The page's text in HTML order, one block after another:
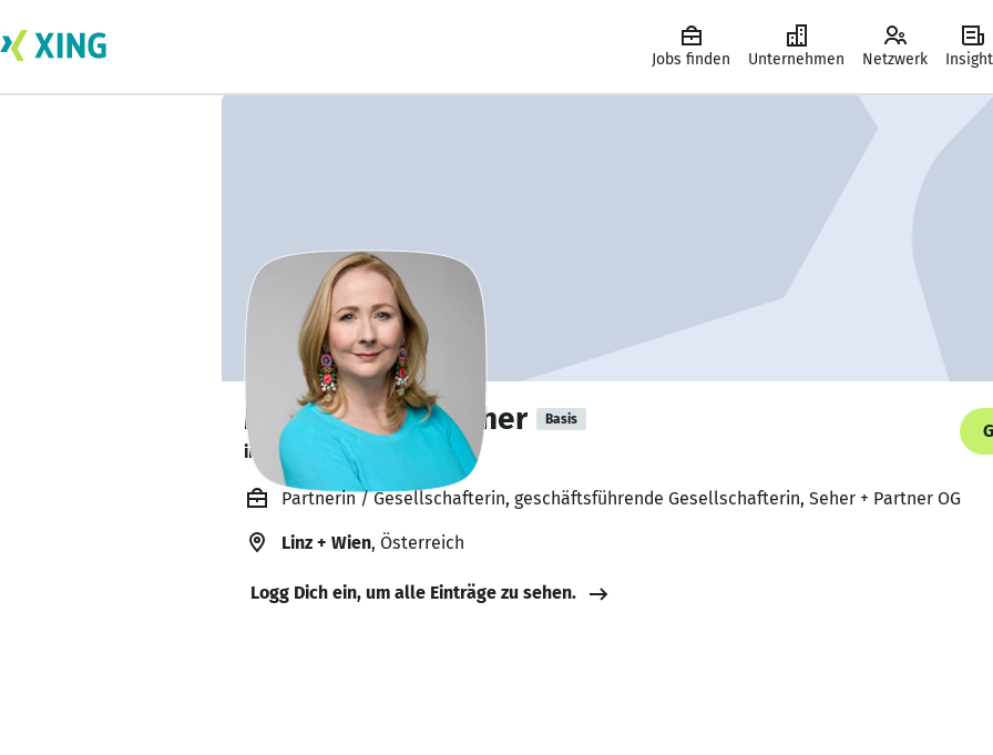
Jobs finden Unternehmen Netzwerk
Mag. Susanne Seher Basis
immer positiv denkend
Partnerin / Gesellschafterin, geschäftsführende Gesellschafterin, Seher + Partner OG
Linz + Wien, Österreich
Logg Dich ein, um alle Einträge zu sehen.